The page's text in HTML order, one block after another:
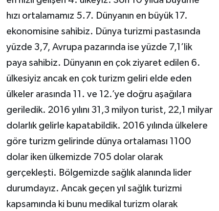
hızı ortalamamız 5.7. Dünyanın en büyük 17.
ekonomisine sahibiz. Dünya turizmi pastasında
yüzde 3,7, Avrupa pazarında ise yüzde 7,1’lik
paya sahibiz. Dünyanın en çok ziyaret edilen 6.
ülkesiyiz ancak en çok turizm geliri elde eden
ülkeler arasında 11. ve 12.’ye doğru aşağılara
geriledik. 2016 yılını 31,3 milyon turist, 22,1 milyar
dolarlık gelirle kapatabildik. 2016 yılında ülkelere
göre turizm gelirinde dünya ortalaması 1100
dolar iken ülkemizde 705 dolar olarak
gerçekleşti. Bölgemizde sağlık alanında lider
durumdayız. Ancak geçen yıl sağlık turizmi
kapsamında ki bunu medikal turizm olarak